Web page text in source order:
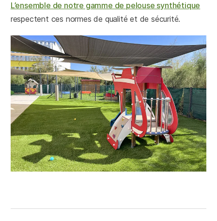
L’ensemble de notre gamme de pelouse synthétique
respectent ces normes de qualité et de sécurité.